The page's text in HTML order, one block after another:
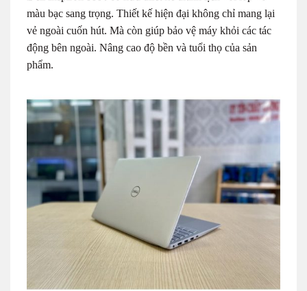
màu bạc sang trọng. Thiết kế hiện đại không chỉ mang lại
vẻ ngoài cuốn hút. Mà còn giúp bảo vệ máy khỏi các tác
động bên ngoài. Nâng cao độ bền và tuổi thọ của sản
phẩm.